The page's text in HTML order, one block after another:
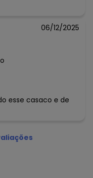
06/12/2025
esse casaco e de